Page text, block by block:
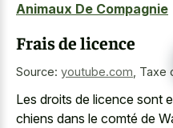
Animaux De Compagnie
Frais de licence
Source: youtube.com Taxe
Les droits de licence sont
chiens dans le comté de